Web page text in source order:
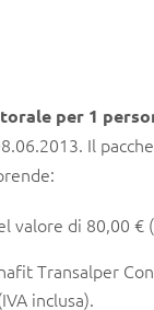
per 1
Il
valore di 80,00 €
Transalper
inclusa).